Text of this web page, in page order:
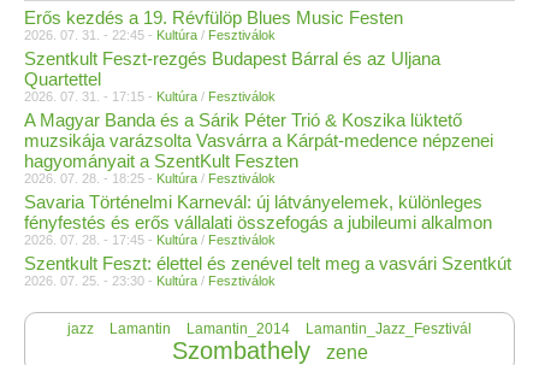
Erős kezdés a 19. Révfülöp Blues Music Festen
2026. 07. 31. - 22:45 - Kultúra / Fesztiválok
Szentkult Feszt-rezgés Budapest Bárral és az Uljana
Quartettel
2026. 07. 31. - 17:15 - Kultúra / Fesztiválok
A Magyar Banda és a Sárik Péter Trió & Koszika lüktető
muzsikája varázsolta Vasvárra a Kárpát-medence népzenei
hagyományait a SzentKult Feszten
2026. 07. 28. - 18:25 - Kultúra / Fesztiválok
Savaria Történelmi Karnevál: új látványelemek, különleges
fényfestés és erős vállalati összefogás a jubileumi alkalmon
2026. 07. 28. - 17:45 - Kultúra / Fesztiválok
Szentkult Feszt: élettel és zenével telt meg a vasvári Szentkút
2026. 07. 25. - 23:30 - Kultúra / Fesztiválok
jazz Lamantin Lamantin_2014 Lamantin_Jazz_Fesztivál
Szombathely zene